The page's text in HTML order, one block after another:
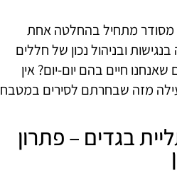
מסודר מתחיל בהחלטה אחת
ובניהול נכון של חללים
חיים בהם יום-יום? אין
מזה שבחרתם לסירים במטבח
בגדים – פתרון